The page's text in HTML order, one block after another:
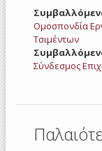
Ομοσπονδία
Τσιμέντων
Σύνδεσμος